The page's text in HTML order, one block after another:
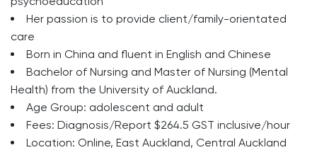
Her passion is to provide client/family-orientated
care
Born in China and fluent in English and Chinese
Bachelor of Nursing and Master of Nursing (Mental
Health) from the University of Auckland.
Age Group: adolescent and adult
Fees: Diagnosis/Report $264.5 GST inclusive/hour
Location: Online, East Auckland, Central Auckland